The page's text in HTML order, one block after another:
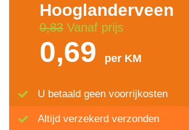
Hooglanderveen
0,83Vanaf prijs
0,69 per KM
U betaald geen voorrijkosten
Altijd verzekerd verzonden